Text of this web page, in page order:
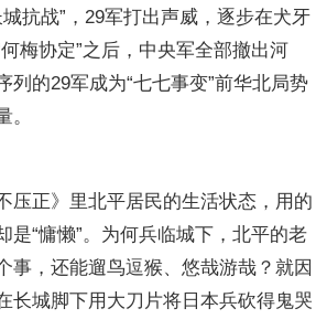
抗战”，29军打出声威，逐步在犬牙
梅协定”之后，中央军全部撤出河
列的29军成为“七七事变”前华北局势
。
压正》里北平居民的生活状态，用的
是“慵懒”。为何兵临城下，北平的老
事，还能遛鸟逗猴、悠哉游哉？就因
长城脚下用大刀片将日本兵砍得鬼哭